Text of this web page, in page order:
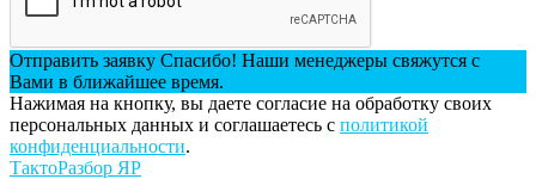
Отправить заявку Спасибо! Наши менеджеры свяжутся с
Вами в ближайшее время.
Нажимая на кнопку, вы даете согласие на обработку своих
персональных данных и соглашаетесь с политикой
конфиденциальности.
ТактоРазбор ЯР